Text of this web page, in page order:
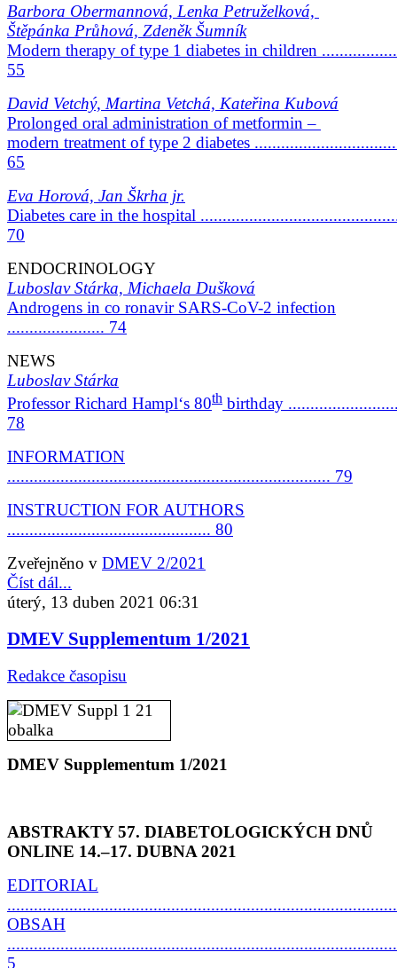
Barbora Obermannová, Lenka Petruželková,
Štěpánka Průhová, Zdeněk Šumník
Modern therapy of type 1 diabetes in children
55
David Vetchý, Martina Vetchá, Kateřina Kubová
Prolonged oral administration of metformin –
modern treatment of type 2 diabetes
65
Eva Horová, Jan Škrha jr.
Diabetes care in the hospital
70
ENDOCRINOLOGY
Luboslav Stárka, Michaela Dušková
Androgens in co ronavir SARS-CoV-2 infection
...................... 74
NEWS
Luboslav Stárka
Professor Richard Hampl‘s 80th birthday
78
INFORMATION
......................................................................... 79
INSTRUCTION FOR AUTHORS
.............................................. 80
Zveřejněno v DMEV 2/2021
Číst dál...
úterý, 13 duben 2021 06:31
DMEV Supplementum 1/2021
Redakce časopisu
DMEV Supplementum 1/2021
ABSTRAKTY 57. DIABETOLOGICKÝCH DNŮ
ONLINE 14.–17. DUBNA 2021
EDITORIAL
OBSAH
5